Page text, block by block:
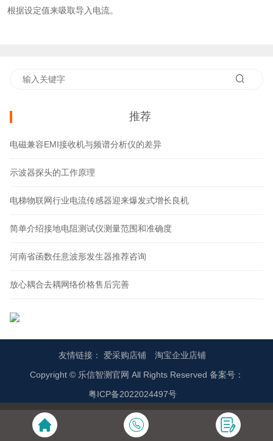
根据设定值来吸取导入电流。
推荐
电磁兼容EMI接收机与频谱分析仪的差异
示波器探头的工作原理
电梯物联网行业电流传感器迎来爆发式增长良机
简单介绍接地电阻测试仪测量范围和准确度
河南省函数任意波形发生器推荐咨询
放心耦合去耦网络价格售后完善
友情链接： 爱采购店铺
淘宝企业店铺
Copyright © 乐信智测官网 All Rights Reserved 备案号：
粤ICP备2022024497号